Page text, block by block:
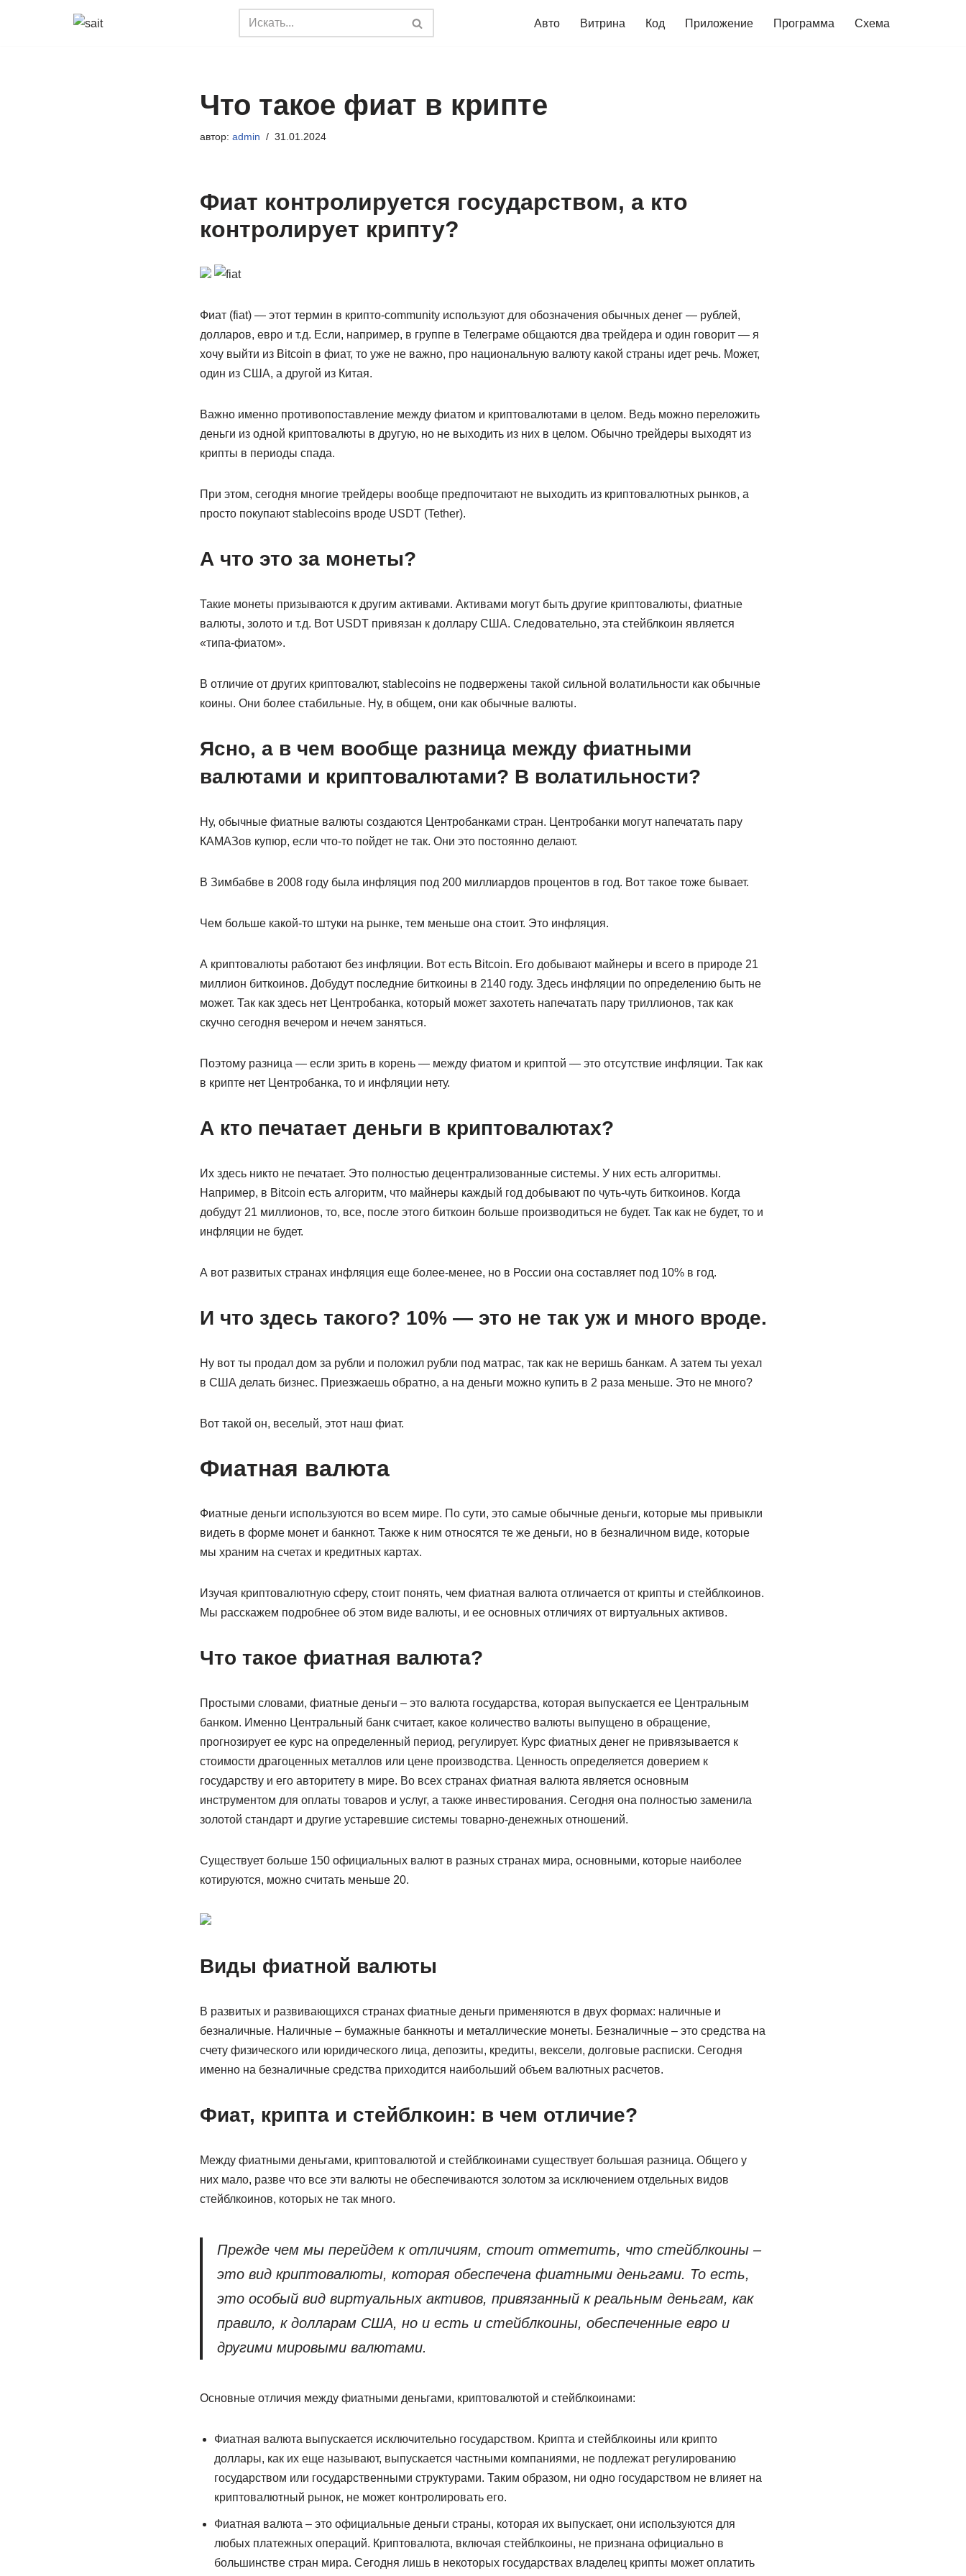
Авто Витрина Код Приложение Программа Схема
Что такое фиат в крипте
автор: admin 31.01.2024
Фиат контролируется государством, а кто
контролирует крипту?
Фиат (fiat) — этот термин в крипто-community используют для обозначения обычных денег — рублей,
долларов, евро и т.д. Если, например, в группе в Телеграме общаются два трейдера и один говорит — я
хочу выйти из Bitcoin в фиат, то уже не важно, про национальную валюту какой страны идет речь. Может,
один из США, а другой из Китая.
Важно именно противопоставление между фиатом и криптовалютами в целом. Ведь можно переложить
деньги из одной криптовалюты в другую, но не выходить из них в целом. Обычно трейдеры выходят из
крипты в периоды спада.
При этом, сегодня многие трейдеры вообще предпочитают не выходить из криптовалютных рынков, а
просто покупают stablecoins вроде USDT (Tether).
А что это за монеты?
Такие монеты призываются к другим активами. Активами могут быть другие криптовалюты, фиатные
валюты, золото и т.д. Вот USDT привязан к доллару США. Следовательно, эта стейблкоин является
«типа-фиатом».
В отличие от других криптовалют, stablecoins не подвержены такой сильной волатильности как обычные
коины. Они более стабильные. Ну, в общем, они как обычные валюты.
Ясно, а в чем вообще разница между фиатными
валютами и криптовалютами? В волатильности?
Ну, обычные фиатные валюты создаются Центробанками стран. Центробанки могут напечатать пару
КАМАЗов купюр, если что-то пойдет не так. Они это постоянно делают.
В Зимбабве в 2008 году была инфляция под 200 миллиардов процентов в год. Вот такое тоже бывает.
Чем больше какой-то штуки на рынке, тем меньше она стоит. Это инфляция.
А криптовалюты работают без инфляции. Вот есть Bitcoin. Его добывают майнеры и всего в природе 21
миллион биткоинов. Добудут последние биткоины в 2140 году. Здесь инфляции по определению быть не
может. Так как здесь нет Центробанка, который может захотеть напечатать пару триллионов, так как
скучно сегодня вечером и нечем заняться.
Поэтому разница — если зрить в корень — между фиатом и криптой — это отсутствие инфляции. Так как
в крипте нет Центробанка, то и инфляции нету.
А кто печатает деньги в криптовалютах?
Их здесь никто не печатает. Это полностью децентрализованные системы. У них есть алгоритмы.
Например, в Bitcoin есть алгоритм, что майнеры каждый год добывают по чуть-чуть биткоинов. Когда
добудут 21 миллионов, то, все, после этого биткоин больше производиться не будет. Так как не будет, то и
инфляции не будет.
А вот развитых странах инфляция еще более-менее, но в России она составляет под 10% в год.
И что здесь такого? 10% — это не так уж и много вроде.
Ну вот ты продал дом за рубли и положил рубли под матрас, так как не веришь банкам. А затем ты уехал
в США делать бизнес. Приезжаешь обратно, а на деньги можно купить в 2 раза меньше. Это не много?
Вот такой он, веселый, этот наш фиат.
Фиатная валюта
Фиатные деньги используются во всем мире. По сути, это самые обычные деньги, которые мы привыкли
видеть в форме монет и банкнот. Также к ним относятся те же деньги, но в безналичном виде, которые
мы храним на счетах и кредитных картах.
Изучая криптовалютную сферу, стоит понять, чем фиатная валюта отличается от крипты и стейблкоинов.
Мы расскажем подробнее об этом виде валюты, и ее основных отличиях от виртуальных активов.
Что такое фиатная валюта?
Простыми словами, фиатные деньги – это валюта государства, которая выпускается ее Центральным
банком. Именно Центральный банк считает, какое количество валюты выпущено в обращение,
прогнозирует ее курс на определенный период, регулирует. Курс фиатных денег не привязывается к
стоимости драгоценных металлов или цене производства. Ценность определяется доверием к
государству и его авторитету в мире. Во всех странах фиатная валюта является основным
инструментом для оплаты товаров и услуг, а также инвестирования. Сегодня она полностью заменила
золотой стандарт и другие устаревшие системы товарно-денежных отношений.
Существует больше 150 официальных валют в разных странах мира, основными, которые наиболее
котируются, можно считать меньше 20.
Виды фиатной валюты
В развитых и развивающихся странах фиатные деньги применяются в двух формах: наличные и
безналичные. Наличные – бумажные банкноты и металлические монеты. Безналичные – это средства на
счету физического или юридического лица, депозиты, кредиты, вексели, долговые расписки. Сегодня
именно на безналичные средства приходится наибольший объем валютных расчетов.
Фиат, крипта и стейблкоин: в чем отличие?
Между фиатными деньгами, криптовалютой и стейблкоинами существует большая разница. Общего у
них мало, разве что все эти валюты не обеспечиваются золотом за исключением отдельных видов
стейблкоинов, которых не так много.
Прежде чем мы перейдем к отличиям, стоит отметить, что стейблкоины –
это вид криптовалюты, которая обеспечена фиатными деньгами. То есть,
это особый вид виртуальных активов, привязанный к реальным деньгам, как
правило, к долларам США, но и есть и стейблкоины, обеспеченные евро и
другими мировыми валютами.
Основные отличия между фиатными деньгами, криптовалютой и стейблкоинами:
Фиатная валюта выпускается исключительно государством. Крипта и стейблкоины или крипто
доллары, как их еще называют, выпускается частными компаниями, не подлежат регулированию
государством или государственными структурами. Таким образом, ни одно государством не влияет на
криптовалютный рынок, не может контролировать его.
Фиатная валюта – это официальные деньги страны, которая их выпускает, они используются для
любых платежных операций. Криптовалюта, включая стейблкоины, не признана официально в
большинстве стран мира. Сегодня лишь в некоторых государствах владелец крипты может оплатить